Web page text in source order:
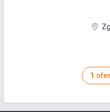
1